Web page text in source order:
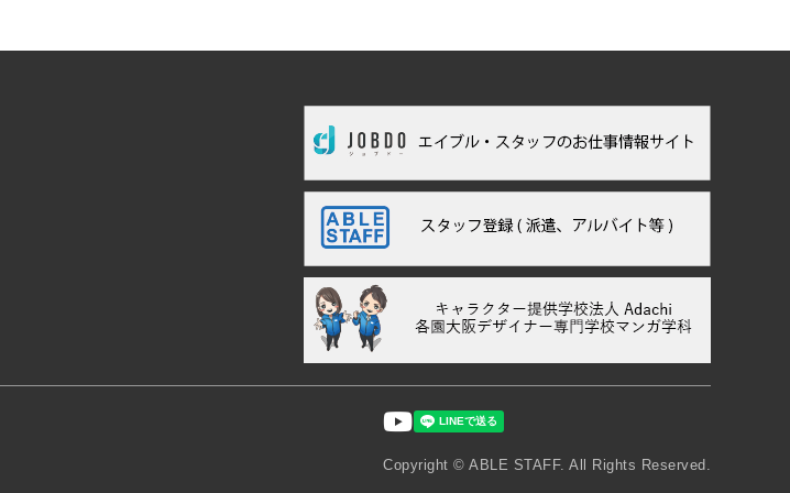
Copyright ©︎ ABLE STAFF. All Rights Reserved.